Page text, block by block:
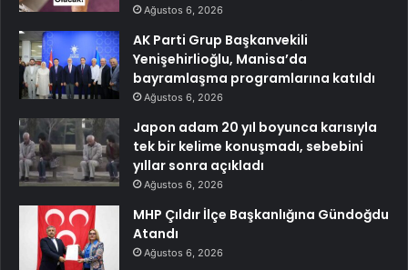
Ağustos 6, 2026
AK Parti Grup Başkanvekili
Yenişehirlioğlu, Manisa’da
bayramlaşma programlarına katıldı
Ağustos 6, 2026
Japon adam 20 yıl boyunca karısıyla
tek bir kelime konuşmadı, sebebini
yıllar sonra açıkladı
Ağustos 6, 2026
MHP Çıldır İlçe Başkanlığına Gündoğdu
Atandı
Ağustos 6, 2026